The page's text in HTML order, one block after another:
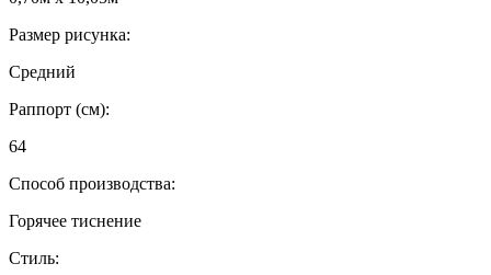
Размер рисунка:
Средний
Раппорт (см):
64
Способ производства:
Горячее тиснение
Стиль: